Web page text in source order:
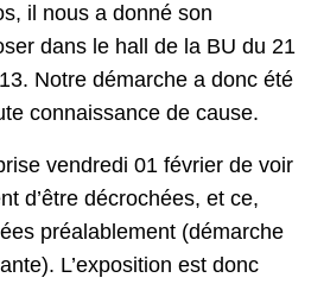
il nous a donné son
dans le hall de la BU du 21
Notre démarche a donc été
connaissance de cause.
vendredi 01 février de voir
d’être décrochées, et ce,
préalablement (démarche
L’exposition est donc